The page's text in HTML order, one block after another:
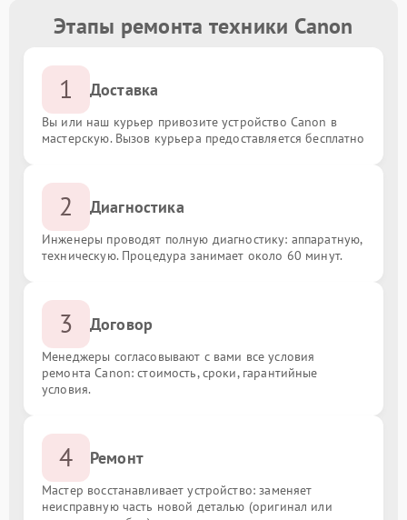
Этапы ремонта техники Canon
1 Доставка
Вы или наш курьер привозите устройство Canon в
мастерскую. Вызов курьера предоставляется бесплатно
2 Диагностика
Инженеры проводят полную диагностику: аппаратную,
техническую. Процедура занимает около 60 минут.
3 Договор
Менеджеры согласовывают с вами все условия
ремонта Canon: стоимость, сроки, гарантийные
условия.
4 Ремонт
Мастер восстанавливает устройство: заменяет
неисправную часть новой деталью (оригинал или